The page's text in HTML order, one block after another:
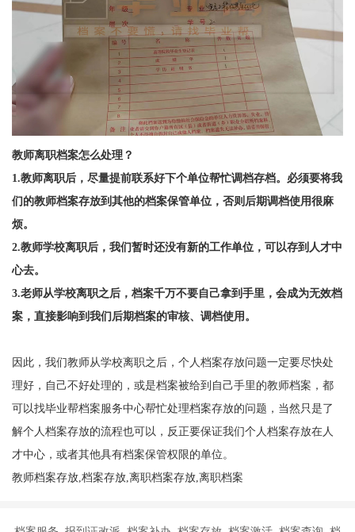
教师离职档案怎么处理？
1.教师离职后，尽量提前联系好下个单位帮忙调档存档。 必须要将我
们的教师档案存放到其他的档案保管单位，否则后期调档使用很麻
烦。
2.教师学校离职后，我们暂时还没有新的工作单位，可以存到人才中
心去。
3.老师从学校离职之后，档案千万不要自己拿到手里，会成为无效档
案，直接影响到我们后期档案的审核、调档使用。
因此，我们教师从学校离职之后，个人档案存放问题一定要尽快处
理好，自己不好处理的，或是档案被给到自己手里的教师档案，都
可以找毕业帮档案服务中心帮忙处理档案存放的问题，当然只是了
解个人档案存放的流程也可以，反正要保证我们个人档案存放在人
才中心，或者其他具有档案保管权限的单位。
教师档案存放,档案存放,离职档案存放,离职档案